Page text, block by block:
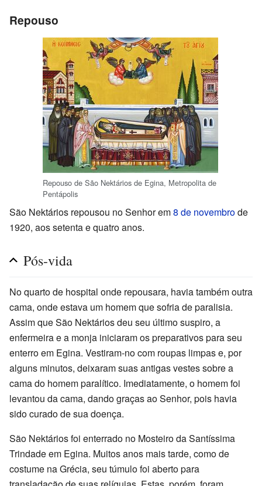
Repouso
Repouso de São Nektários de Egina, Metropolita de
Pentápolis
São Nektários repousou no Senhor em8 de novembrode
1920, aos setenta e quatro anos.
Pós-vida
No quarto de hospital onde repousara, havia também outra
cama, onde estava um homem que sofria de paralisia.
Assim que São Nektários deu seu último suspiro, a
enfermeira e a monja iniciaram os preparativos para seu
enterro em Egina. Vestiram-no com roupas limpas e, por
alguns minutos, deixaram suas antigas vestes sobre a
cama do homem paralítico. Imediatamente, o homem foi
levantou da cama, dando graças ao Senhor, pois havia
sido curado de sua doença.
São Nektários foi enterrado no Mosteiro da Santíssima
Trindade em Egina. Muitos anos mais tarde, como de
costume na Grécia, seu túmulo foi aberto para